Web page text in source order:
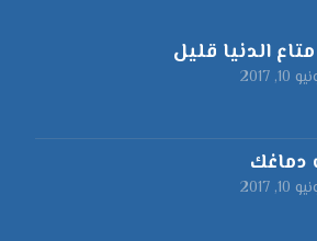
الدنيا قليل
10, 2017
دماغك
10, 2017